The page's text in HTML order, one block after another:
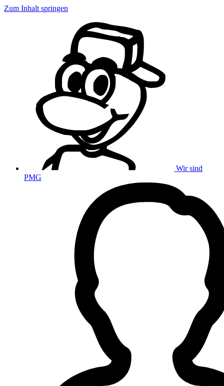
Zum Inhalt springen
Wir sind
PMG